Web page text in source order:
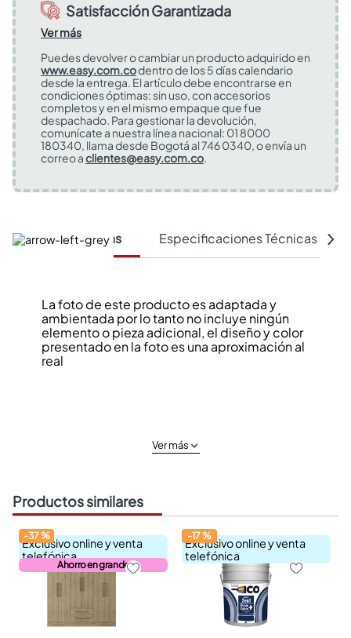
Satisfacción Garantizada
Ver más
Puedes devolver o cambiar un producto adquirido en
www.easy.com.codentro de los 5 días calendario
desde la entrega. El artículo debe encontrarse en
condiciones óptimas: sin uso, con accesorios
completos y en el mismo empaque que fue
despachado. Para gestionar la devolución,
comunícate a nuestra línea nacional: 01 8000
180340, llama desde Bogotá al 746 0340, o envía un
correo aclientes@easy.com.co.
Características Especificaciones Técnicas
La foto de este producto es adaptada y
ambientada por lo tanto no incluye ningún
elemento o pieza adicional, el diseño y color
presentado en la foto es una aproximación al
real
Ver más
Productos similares
Exclusivo online y venta
telefónica
Ahorro en grande
-37%
Exclusivo online y venta
telefónica
-17%